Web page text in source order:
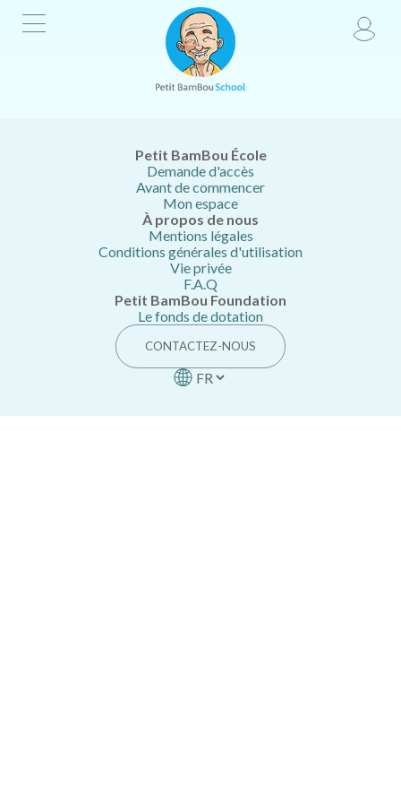
Petit BamBou École
Demande d'accès
Avant de commencer
Mon espace
À propos de nous
Mentions légales
Conditions générales d'utilisation
Vie privée
F.A.Q
Petit BamBou Foundation
Le fonds de dotation
CONTACTEZ-NOUS